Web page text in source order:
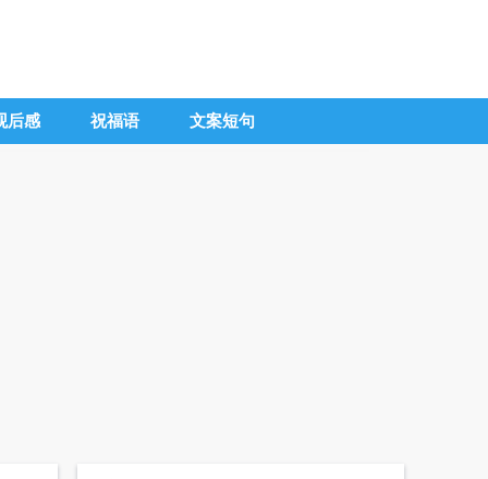
后感 祝福语 文案短句